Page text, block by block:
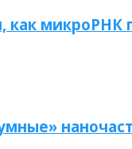
микроРНК